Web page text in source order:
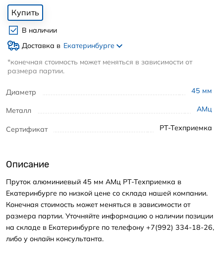
Диаметр 45 мм
Металл АМц
Сертификат РТ-Техприемка
Купить
В наличии
Доставка в Екатеринбурге
*конечная стоимость может меняться в зависимости от
размера партии.
Описание
Пруток алюминиевый 45 мм АМц РТ-Техприемка в
Екатеринбурге по низкой цене со склада нашей компании.
Конечная стоимость может меняться в зависимости от
размера партии. Уточняйте информацию о наличии позиции
на складе в Екатеринбурге по телефону +7(992) 334-18-26,
либо у онлайн консультанта.